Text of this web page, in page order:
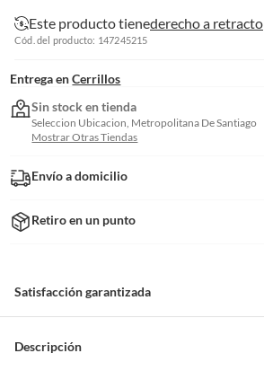
Este producto tienederecho a retracto
Cód. del producto: 147245215
Entrega en Cerrillos
Sin stock en tienda
Seleccion Ubicacion, Metropolitana De Santiago
Mostrar Otras Tiendas
Envío a domicilio
Retiro en un punto
Satisfacción garantizada
de la compra.
Descripción